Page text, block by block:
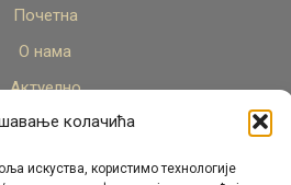
колачића
искуства, користимо технологије
Почетна
О нама
Актуелно
кадар